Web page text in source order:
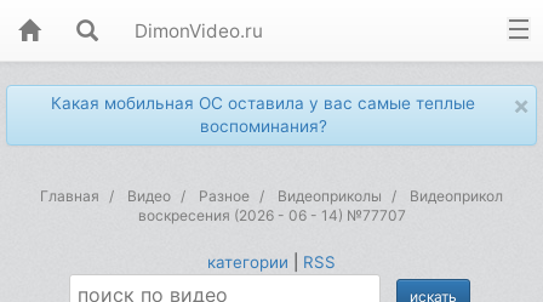
DimonVideo.ru
×
Какая мобильная ОС оставила у вас самые теплые
воспоминания?
Главная Видео Разное Видеоприколы
Видеоприкол
воскресения (2026 - 06 - 14) №77707
категории RSS